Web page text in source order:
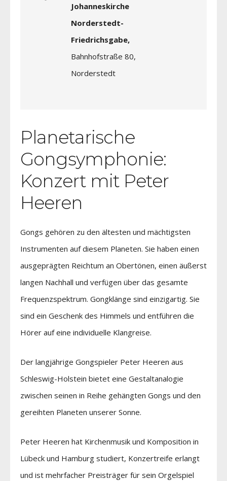
Johanneskirche
Norderstedt-
Friedrichsgabe,
Bahnhofstraße 80,
Norderstedt
Planetarische
Gongsymphonie:
Konzert mit Peter
Heeren
Gongs gehören zu den ältesten und mächtigsten
Instrumenten auf diesem Planeten. Sie haben einen
ausgeprägten Reichtum an Obertönen, einen äußerst
langen Nachhall und verfügen über das gesamte
Frequenzspektrum. Gongklänge sind einzigartig. Sie
sind ein Geschenk des Himmels und entführen die
Hörer auf eine individuelle Klangreise.
Der langjährige Gongspieler Peter Heeren aus
Schleswig-Holstein bietet eine Gestaltanalogie
zwischen seinen in Reihe gehängten Gongs und den
gereihten Planeten unserer Sonne.
Peter Heeren hat Kirchenmusik und Komposition in
Lübeck und Hamburg studiert, Konzertreife erlangt
und ist mehrfacher Preisträger für sein Orgelspiel